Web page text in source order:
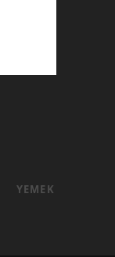
YEMEK